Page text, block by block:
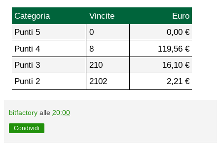
Categoria Vincite
Euro
Punti 5
0
0,00 €
Punti 4
8
119,56 €
Punti 3
210
16,10 €
Punti 2
2102 2,21 €
bitfactory alle 20:00
Condividi